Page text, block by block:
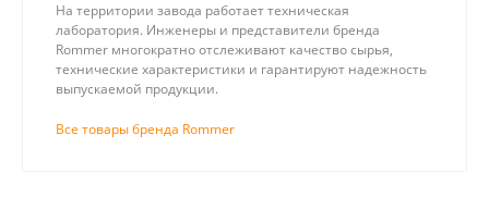
На территории завода работает техническая
лаборатория. Инженеры и представители бренда
Rommer многократно отслеживают качество сырья,
технические характеристики и гарантируют надежность
выпускаемой продукции.
Все товары бренда Rommer